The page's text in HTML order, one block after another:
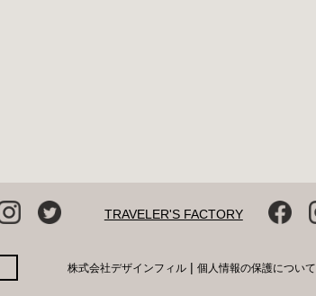
TRAVELER'S FACTORY
株式会社デザインフィル | 個人情報の保護について